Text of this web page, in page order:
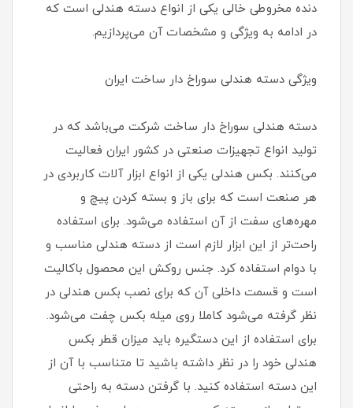
دنده مخروطی خالی یکی از انواع دسته هندلی است که
در ادامه به ویژگی و مشخصات آن می‌پردازیم.
ویژگی دسته هندلی سوراخ دار ساخت ایران
دسته هندلی سوراخ دار ساخت شرکت می‌باشد که در
تولید انواع تجهیزات صنعتی در کشور ایران فعالیت
می‌کنند. بکس هندلی یکی از انواع ابزار آلات کاربردی در
هر صنعت است که برای باز و بسته کردن پیچ و
مهره‌های سفت از آن استفاده می‌شود. برای استفاده
راحت‌تر از این ابزار لازم است از دسته هندلی مناسب و
با دوام استفاده کرد. جنس روکش این محصول باکالیت
است و قسمت داخلی آن که برای نصب بکس هندلی در
نظر گرفته می‌شود کاملا روی میله بکس چفت می‌شود.
برای استفاده از این دستگیره باید میزان قطر بکس
هندلی خود را در نظر داشته باشید تا متناسب با آن از
این دسته استفاده کنید. با گرفتن دسته به راحتی